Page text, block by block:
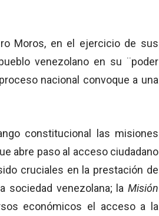
Moros, en el ejercicio de sus
venezolano en su ¨poder
nacional convoque a una
constitucional las misiones
abre paso al acceso ciudadano
cruciales en la prestación de
venezolana; la Misión
económicos el acceso a la